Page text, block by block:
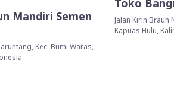
Mandiri Semen
Kec. Bumi Waras,
Jalan Kirin
Kapuas Hulu,